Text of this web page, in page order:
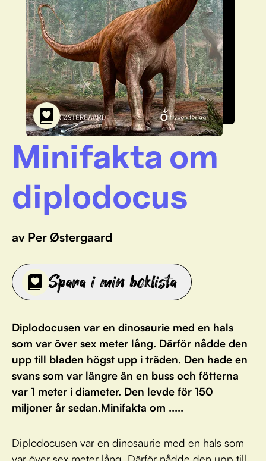
Minifakta om
diplodocus
av Per Østergaard
Spara i min boklista
Diplodocusen var en dinosaurie med en hals
som var över sex meter lång. Därför nådde den
upp till bladen högst upp i träden. Den hade en
svans som var längre än en buss och fötterna
var 1 meter i diameter. Den levde för 150
miljoner år sedan.Minifakta om .....
Diplodocusen var en dinosaurie med en hals som